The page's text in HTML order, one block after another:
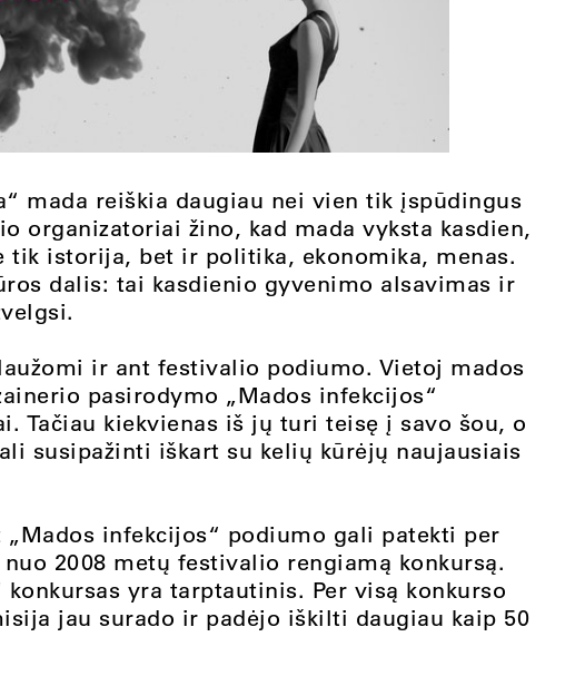
mada reiškia daugiau nei vien tik įspūdingus
organizatoriai žino, kad mada vyksta kasdien,
tik istorija, bet ir politika, ekonomika, menas.
dalis: tai kasdienio gyvenimo alsavimas ir
ir ant festivalio podiumo. Vietoj mados
pasirodymo „Mados infekcijos“
Tačiau kiekvienas iš jų turi teisę į savo šou, o
susipažinti iškart su kelių kūrėjų naujausiais
infekcijos“ podiumo gali patekti per
2008 metų festivalio rengiamą konkursą.
konkursas yra tarptautinis. Per visą konkurso
jau surado ir padėjo iškilti daugiau kaip 50